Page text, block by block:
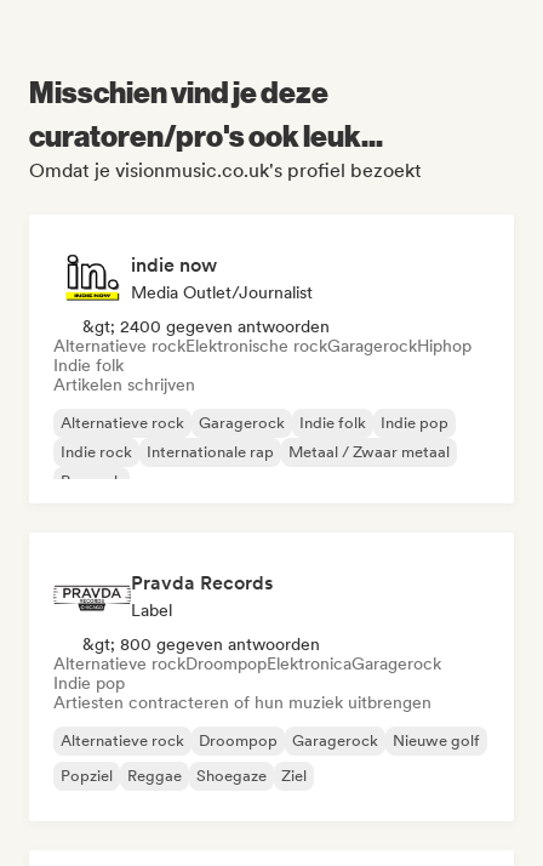
Misschien vind je deze
curatoren/pro's ook leuk...
Omdat je visionmusic.co.uk's profiel bezoekt
indie now
Media Outlet/Journalist
&gt; 2400 gegeven antwoorden
Alternatieve rockElektronische rockGaragerockHiphop
Indie folk
Artikelen schrijven
Alternatieve rock Garagerock Indie folk
Indie pop
Indie rock
Internationale rap
Metaal / Zwaar metaal
Poprock
Pravda Records
Label
&gt; 800 gegeven antwoorden
Alternatieve rockDroompopElektronicaGaragerock
Indie pop
Artiesten contracteren of hun muziek uitbrengen
Alternatieve rock Droompop Garagerock
Nieuwe golf
Popziel
Reggae Shoegaze Ziel